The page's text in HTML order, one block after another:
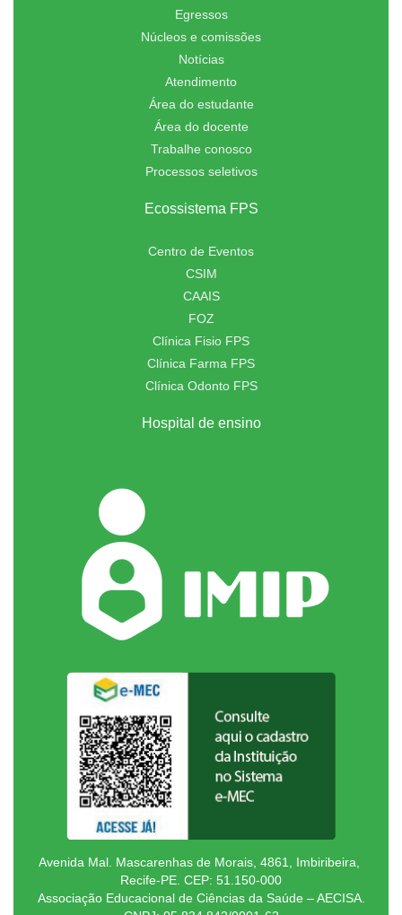
Egressos
Núcleos e comissões
Notícias
Atendimento
Área do estudante
Área do docente
Trabalhe conosco
Processos seletivos
Ecossistema FPS
Centro de Eventos
CSIM
CAAIS
FOZ
Clínica Fisio FPS
Clínica Farma FPS
Clínica Odonto FPS
Hospital de ensino
Avenida Mal. Mascarenhas de Morais, 4861, Imbiribeira,
Recife-PE. CEP: 51.150-000
Associação Educacional de Ciências da Saúde – AECISA.